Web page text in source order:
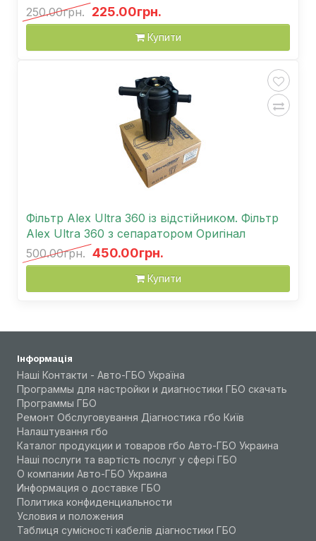
250.00грн. 225.00грн.
Купити
Фільтр Alex Ultra 360 із відстійником. Фільтр
Alex Ultra 360 з сепаратором Оригінал
500.00грн. 450.00грн.
Купити
Інформація
Наші Контакти - Авто-ГБО Україна
Программы для настройки и диагностики ГБО скачать
Программы ГБО
Ремонт Обслуговування Діагностика гбо Київ
Налаштування гбо
Каталог продукции и товаров гбо Авто-ГБО Украина
Наші послуги та вартість послуг у сфері ГБО
О компании Авто-ГБО Украина
Информация о доставке ГБО
Политика конфиденциальности
Условия и положения
Таблиця сумісності кабелів діагностики ГБО